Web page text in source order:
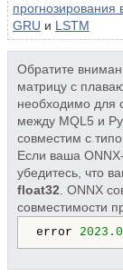
GRU и LSTM
Обратите
матрицу с
необходимо для
между MQL5 и
совместим с
Если ваша
убедитесь, что
float32 . ONNX
совместимости
error